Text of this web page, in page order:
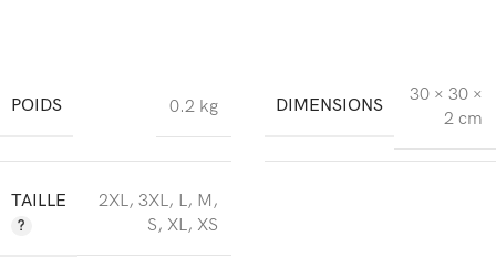
POIDS 0.2 kg DIMENSIONS
30 × 30 ×
2 cm
TAILLE 2XL, 3XL, L, M,
S, XL, XS